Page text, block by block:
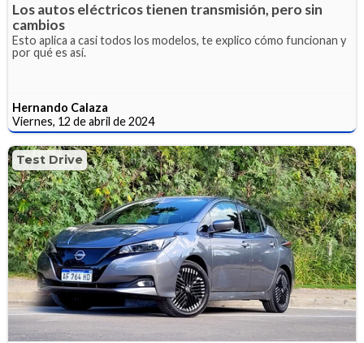
Los autos eléctricos tienen transmisión, pero sin
cambios
Esto aplica a casi todos los modelos, te explico cómo funcionan y
por qué es así.
Hernando Calaza
Viernes, 12 de abril de 2024
Test Drive